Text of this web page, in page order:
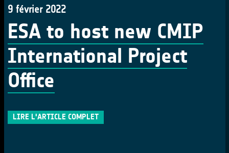
9 février 2022
ESA to host new CMIP
International Project
Office
LIRE L'ARTICLE COMPLET